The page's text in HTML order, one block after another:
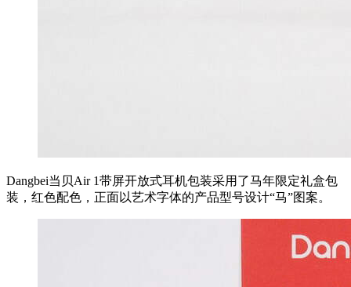
Dangbei当贝Air 1带屏开放式耳机包装采用了马年限定礼盒包
装，红色配色，正面以艺术字体的产品型号设计“马”图案。